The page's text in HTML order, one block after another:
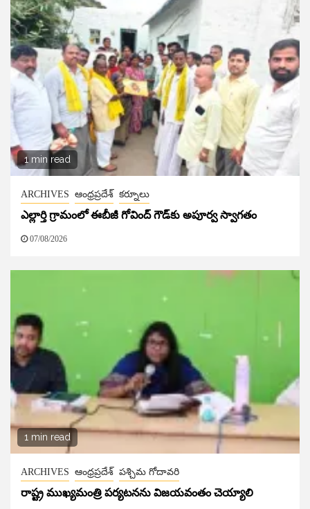
1 min read
ARCHIVES ఆంధ్రప్రదేశ్ కర్నూలు
ఎల్లార్తి గ్రామంలో ఈబీజీ గోవింద్ గౌడ్‌కు అపూర్వ స్వాగతం
07/08/2026
1 min read
ARCHIVES ఆంధ్రప్రదేశ్ పశ్చిమ గోదావరి
రాష్ట్ర ముఖ్యమంత్రి పర్యటనను విజయవంతం చెయ్యాలి